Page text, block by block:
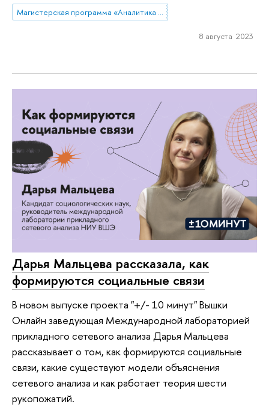
Магистерская программа «Аналитика данных и прикладная статистика / Data Analytics and Social Statistics»
8 августа 2023
Дарья Мальцева рассказала, как
формируются социальные связи
В новом выпуске проекта "+/- 10 минут" Вышки
Онлайн заведующая Международной лабораторией
прикладного сетевого анализа Дарья Мальцева
рассказывает о том, как формируются социальные
связи, какие существуют модели объяснения
сетевого анализа и как работает теория шести
рукопожатий.